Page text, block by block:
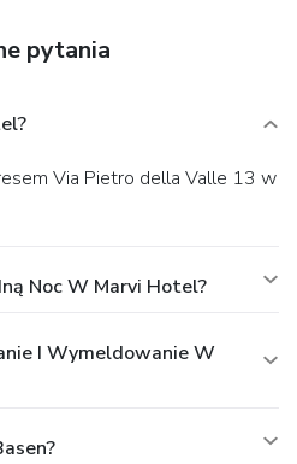
pytania
Noc W Marvi Hotel?
I Wymeldowanie W